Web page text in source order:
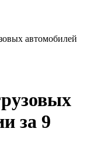
автомобилей
за 9